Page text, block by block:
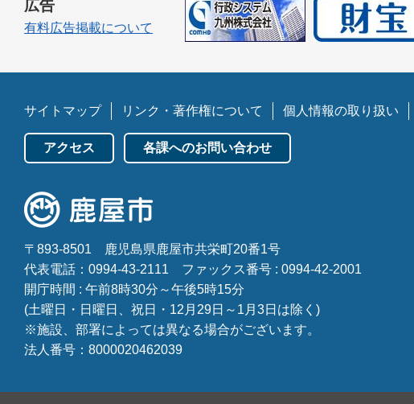
広告
有料広告掲載について
サイトマップ リンク・著作権について 個人情報の取り扱い
アクセス 各課へのお問い合わせ
〒893-8501
鹿児島県鹿屋市共栄町20番1号
代表電話：0994-43-2111
ファックス番号 : 0994-42-2001
開庁時間 : 午前8時30分～午後5時15分
(土曜日・日曜日、祝日・12月29日～1月3日は除く)
※施設、部署によっては異なる場合がございます。
法人番号：8000020462039